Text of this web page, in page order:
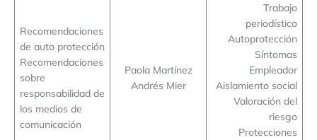
Recomendaciones
de auto protección
Recomendaciones
sobre
responsabilidad de
los medios de
comunicación
Paola Martínez
Andrés Mier
Trabajo
periodístico
Autoprotección
Síntomas
Empleador
Aislamiento social
Valoración del
riesgo
Protecciones